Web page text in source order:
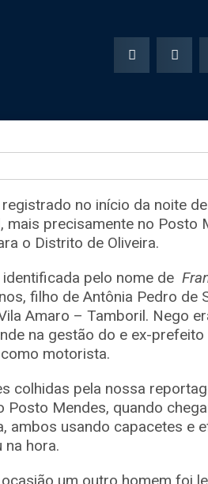
no início da noite
mais precisamente no Posto
o Distrito de Oliveira.
pelo nome de
filho de Antônia Pedro de
Amaro – Tamboril. Nego
na gestão do e ex-
motorista.
colhidas pela nossa
Posto Mendes, quando
ambos usando capacetes e
na hora.